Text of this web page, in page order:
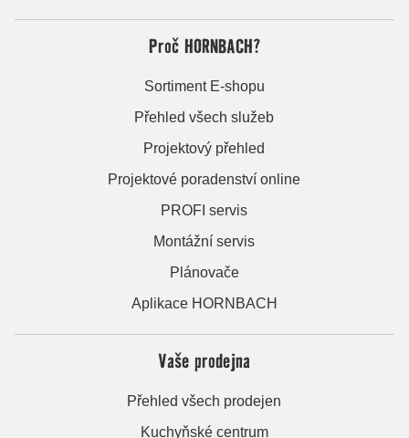
Proč HORNBACH?
Sortiment E-shopu
Přehled všech služeb
Projektový přehled
Projektové poradenství online
PROFI servis
Montážní servis
Plánovače
Aplikace HORNBACH
Vaše prodejna
Přehled všech prodejen
Kuchyňské centrum